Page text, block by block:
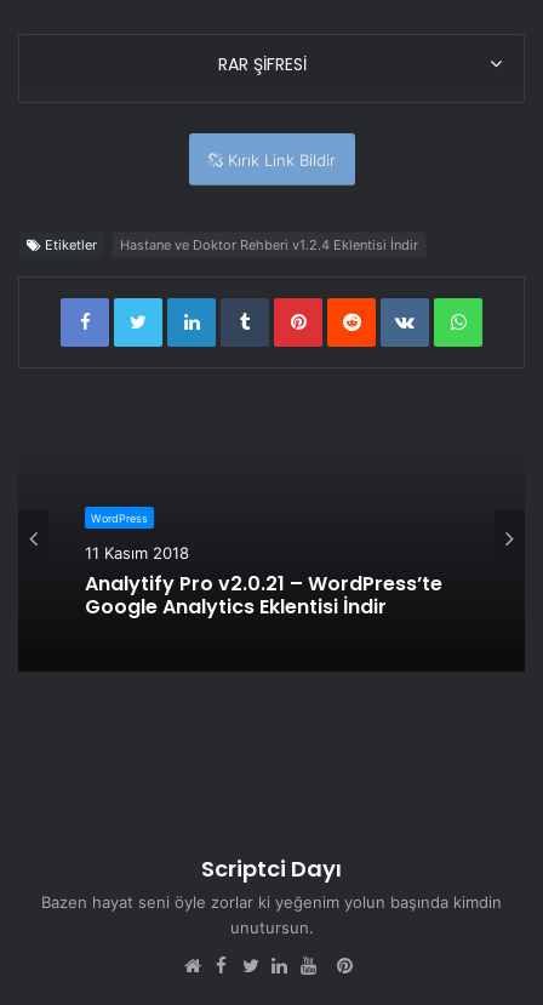
RAR ŞİFRESİ
Kırık Link Bildir
Etiketler Hastane ve Doktor Rehberi v1.2.4 Eklentisi İndir
LinkedInTumblrPinterestReddit VKontakte
WordPress
11 Kasım 2018
Analytify Pro v2.0.21 – WordPress’te
Google Analytics Eklentisi İndir
Scriptci Dayı
Bazen hayat seni öyle zorlar ki yeğenim yolun başında kimdin
unutursun.
Facebook
Pinterest